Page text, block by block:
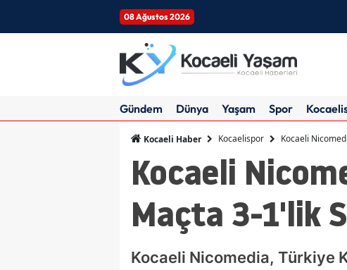
08 Ağustos 2026
Gündem Dünya Yaşam Spor
Kocaeli Haber Kocaelispor Kocaeli
Kocaeli
Maçta 3-1'lik
Kocaeli Nicomedia, Türkiye